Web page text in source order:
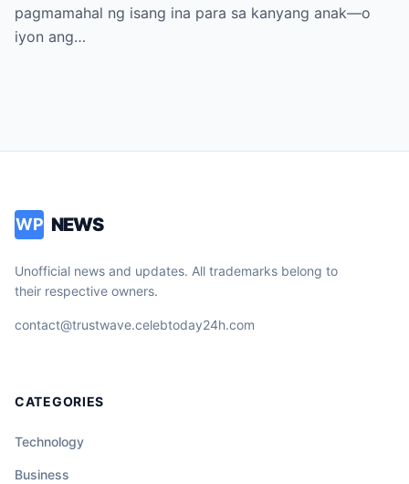
pagmamahal ng isang ina para sa kanyang anak—o
iyon ang…
WP NEWS
Unofficial news and updates. All trademarks belong to
their respective owners.
contact@trustwave.celebtoday24h.com
CATEGORIES
Technology
Business